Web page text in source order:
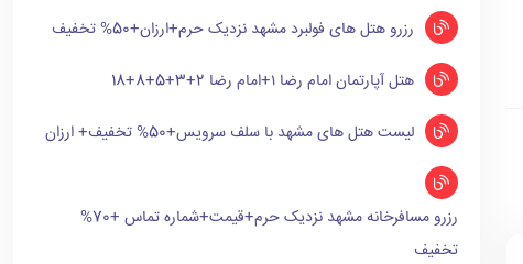
رزرو هتل های فولبرد مشهد نزدیک حرم+ارزان+50% تخفیف
هتل آپارتمان امام رضا ۱+امام رضا 2+3+5+8+18
لیست هتل های مشهد با سلف سرویس+50% تخفیف+ ارزان
رزرو مسافرخانه مشهد نزدیک حرم+قیمت+شماره تماس +70%
تخفیف